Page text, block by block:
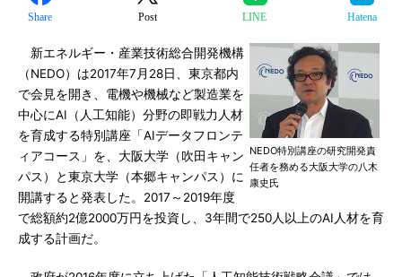
Share Post LINE Hatena
NEDO特別講座の研究開発責
任者を務める大阪大学の八木
康史氏
新エネルギー・産業技術総合開発機構
（NEDO）は2017年7月28日、東京都内
で会見を開き、電機や機械など製造業を
中心にAI（人工知能）分野の即戦力人材
を育成する特別講座「AIデータフロンテ
ィアコース」を、大阪大学（吹田キャン
パス）と東京大学（本郷キャンパス）に
開講すると発表した。2017～2019年度
で総額約2億2000万円を投資し、3年間で250人以上のAI人材を育
成する計画だ。